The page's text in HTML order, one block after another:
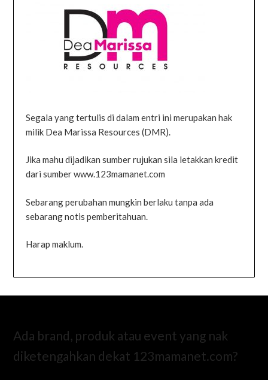
Segala yang tertulis di dalam entri ini merupakan hak
milik Dea Marissa Resources (DMR).
Jika mahu dijadikan sumber rujukan sila letakkan kredit
dari sumber www.123mamanet.com
Sebarang perubahan mungkin berlaku tanpa ada
sebarang notis pemberitahuan.
Harap maklum.
Ada brand, produk atau event yang nak
diketengahkan dekat 123mamanet.com?